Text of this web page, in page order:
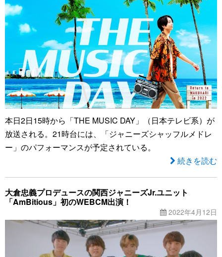
本日2日15時から「THE MUSIC DAY」（日本テレビ系）が
放送される。21時台には、「ジャニーズシャッフルメドレ
ー」のパフォーマンスが予定されている。
続きを読む
大倉忠義プロデュースの関西ジャニーズJr.ユニット
「AmBitious」初のWEBCM出演！
2022年4月12日